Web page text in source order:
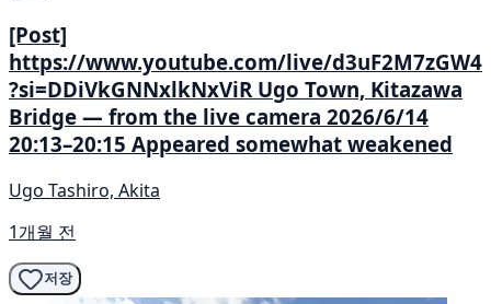
[Post]
https://www.youtube.com/live/d3uF2M7zGW4
?si=DDiVkGNNxlkNxViR Ugo Town, Kitazawa
Bridge — from the live camera 2026/6/14
20:13–20:15 Appeared somewhat weakened
Ugo Tashiro, Akita
1개월 전
저장